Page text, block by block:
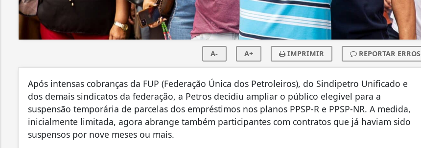
A- A+ IMPRIMIR REPORTAR ERROS
Após intensas cobranças da FUP (Federação Única dos Petroleiros), do Sindipetro Unificado e
dos demais sindicatos da federação, a Petros decidiu ampliar o público elegível para a
suspensão temporária de parcelas dos empréstimos nos planos PPSP-R e PPSP-NR. A medida,
inicialmente limitada, agora abrange também participantes com contratos que já haviam sido
suspensos por nove meses ou mais.